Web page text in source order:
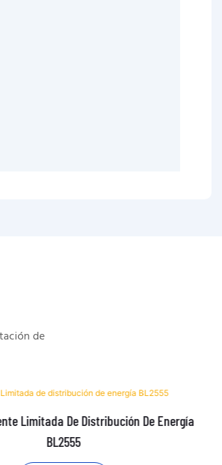
de
Limitada De Distribución De Energía
BL2555